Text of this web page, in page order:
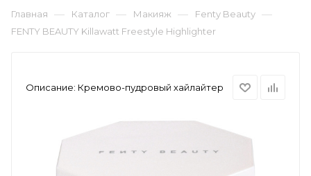
Главная — Каталог — Макияж — Fenty Beauty —
FENTY BEAUTY Killawatt Freestyle Highlighter
Описание: Кремово-пудровый хайлайтер